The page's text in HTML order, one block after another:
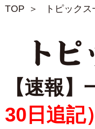
TOP トピックス
ト
【速報
30日追記）